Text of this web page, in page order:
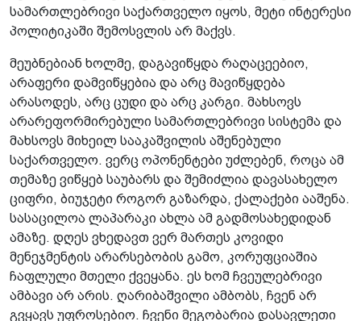
სამართლებრივი საქართველო იყოს, მეტი ინტერესი
პოლიტიკაში შემოსვლის არ მაქვს.
მეუბნებიან ხოლმე, დაგავიწყდა რაღაცეებიო,
არაფერი დამვიწყებია და არც მავიწყდება
არასოდეს, არც ცუდი და არც კარგი. მახსოვს
არარეფორმირებული სამართლებრივი სისტემა და
მახსოვს მიხეილ სააკაშვილის აშენებული
საქართველო. ვერც ოპონენტები უძლებენ, როცა ამ
თემაზე ვიწყებ საუბარს და შემიძლია დავასახელო
ციფრი, ბიუჯეტი როგორ გაზარდა, ქალაქები ააშენა.
სასაცილოა ლაპარაკი ახლა ამ გადმოსახედიდან
ამაზე. დღეს ვხედავთ ვერ მართეს კოვიდი
მენეჯმენტის არარსებობის გამო, კორუფციაშია
ჩაფლული მთელი ქვეყანა. ეს ხომ ჩვეულებრივი
ამბავი არ არის. ღარიბაშვილი ამბობს, ჩვენ არ
გვყავს უფროსებიო. ჩვენი მეგობარია დასავლეთი